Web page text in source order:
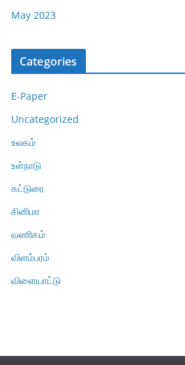
May 2023
Categories
E-Paper
Uncategorized
உலகம்
உள்நாடு
கட்டுரை
சினிமா
வணிகம்
விளம்பரம்
விளையாட்டு